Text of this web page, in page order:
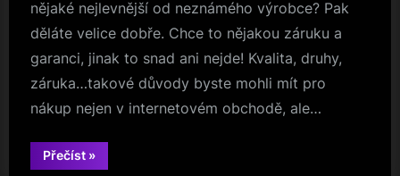
nějaké nejlevnější od neznámého výrobce? Pak
děláte velice dobře. Chce to nějakou záruku a
garanci, jinak to snad ani nejde! Kvalita, druhy,
záruka…takové důvody byste mohli mít pro
nákup nejen v internetovém obchodě, ale…
Přečíst“Hliníkové
žebříky”
»